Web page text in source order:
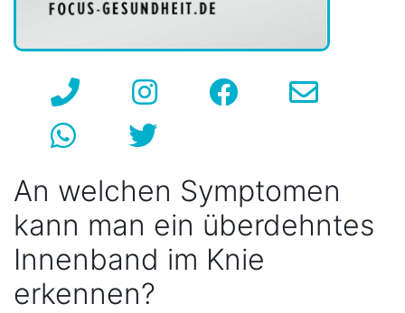
An welchen Symptomen
kann man ein überdehntes
Innenband im Knie
erkennen?